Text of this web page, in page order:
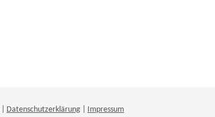
Datenschutzerklärung Impressum